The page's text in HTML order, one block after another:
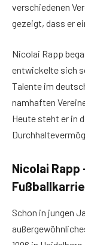
verschiedenen
gezeigt, dass er
Nicolai Rapp
entwickelte sich
Talente im
namhaften
Heute steht er in
Nicolai
Schon in jungen